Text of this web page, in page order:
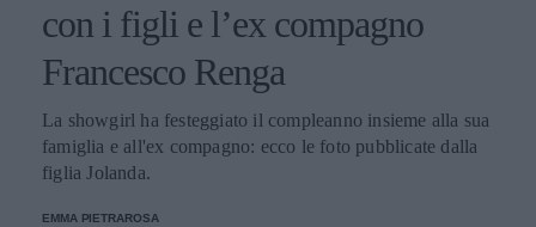
con i figli e l’ex compagno
Francesco Renga
La showgirl ha festeggiato il compleanno insieme alla sua
famiglia e all'ex compagno: ecco le foto pubblicate dalla
figlia Jolanda.
EMMA PIETRAROSA